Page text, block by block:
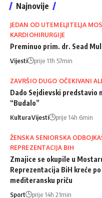
Najnovije
JEDAN OD UTEMELJITELJA
KARDIOHIRURGIJE
Preminuo prim. dr. Sead
Vijesti prije 11h 57min
ZAVRŠIO DUGO OČEKIVANI
Dado Sejdievski predstavio
“Budalo”
KulturaVijesti prije 14h 6min
ŽENSKA SENIORSKA
REPREZENTACIJA BIH
Zmajice se okupile u
Reprezentacija BiH kreće po
mediteransku priču
Sport prije 14h 21min